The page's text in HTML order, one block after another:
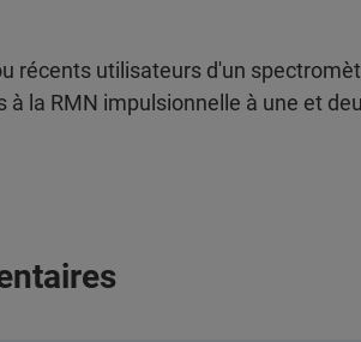
récents utilisateurs d'un
la RMN impulsionnelle à une et